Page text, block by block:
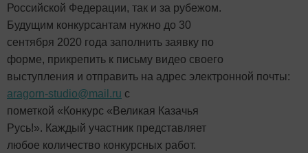
Российской Федерации, так и за рубежом.
Будущим конкурсантам нужно до 30
сентября 2020 года заполнить заявку по
форме, прикрепить к письму видео своего
выступления и отправить на адрес электронной почты:
aragorn-studio@mail.ru с
пометкой «Конкурс «Великая Казачья
Русь!». Каждый участник представляет
любое количество конкурсных работ.